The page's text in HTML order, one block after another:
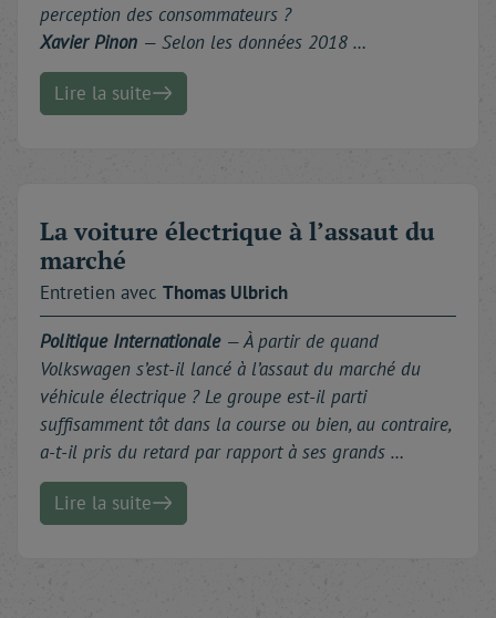
perception des consommateurs ?
Xavier Pinon — Selon les données 2018 …
Lire la suite
La voiture électrique à l’assaut du
marché
Entretien avec Thomas Ulbrich
Politique Internationale— À partir de quand
Volkswagen s’est-il lancé à l’assaut du marché du
véhicule électrique ? Le groupe est-il parti
suffisamment tôt dans la course ou bien, au contraire,
a-t-il pris du retard par rapport à ses grands …
Lire la suite